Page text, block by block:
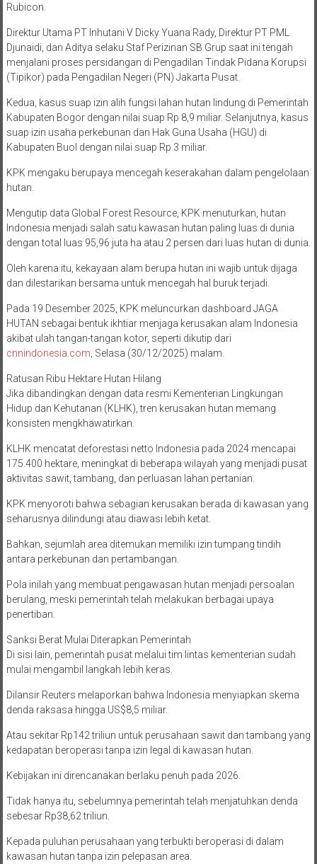
Rubicon.
Direktur Utama PT Inhutani V Dicky Yuana Rady, Direktur PT PML
Djunaidi, dan Aditya selaku Staf Perizinan SB Grup saat ini tengah
menjalani proses persidangan di Pengadilan Tindak Pidana Korupsi
(Tipikor) pada Pengadilan Negeri (PN) Jakarta Pusat.
Kedua, kasus suap izin alih fungsi lahan hutan lindung di Pemerintah
Kabupaten Bogor dengan nilai suap Rp 8,9 miliar. Selanjutnya, kasus
suap izin usaha perkebunan dan Hak Guna Usaha (HGU) di
Kabupaten Buol dengan nilai suap Rp 3 miliar.
KPK mengaku berupaya mencegah keserakahan dalam pengelolaan
hutan.
Mengutip data Global Forest Resource, KPK menuturkan, hutan
Indonesia menjadi salah satu kawasan hutan paling luas di dunia
dengan total luas 95,96 juta ha atau 2 persen dari luas hutan di dunia.
Oleh karena itu, kekayaan alam berupa hutan ini wajib untuk dijaga
dan dilestarikan bersama untuk mencegah hal buruk terjadi.
Pada 19 Desember 2025, KPK meluncurkan dashboard JAGA
HUTAN sebagai bentuk ikhtiar menjaga kerusakan alam Indonesia
akibat ulah tangan-tangan kotor, seperti dikutip dari
cnnindonesia.com , Selasa (30/12/2025) malam.
Ratusan Ribu Hektare Hutan Hilang
Jika dibandingkan dengan data resmi Kementerian Lingkungan
Hidup dan Kehutanan (KLHK), tren kerusakan hutan memang
konsisten mengkhawatirkan.
KLHK mencatat deforestasi netto Indonesia pada 2024 mencapai
175.400 hektare, meningkat di beberapa wilayah yang menjadi pusat
aktivitas sawit, tambang, dan perluasan lahan pertanian.
KPK menyoroti bahwa sebagian kerusakan berada di kawasan yang
seharusnya dilindungi atau diawasi lebih ketat.
Bahkan, sejumlah area ditemukan memiliki izin tumpang tindih
antara perkebunan dan pertambangan.
Pola inilah yang membuat pengawasan hutan menjadi persoalan
berulang, meski pemerintah telah melakukan berbagai upaya
penertiban.
Sanksi Berat Mulai Diterapkan Pemerintah
Di sisi lain, pemerintah pusat melalui tim lintas kementerian sudah
mulai mengambil langkah lebih keras.
Dilansir Reuters melaporkan bahwa Indonesia menyiapkan skema
denda raksasa hingga US$8,5 miliar.
Atau sekitar Rp142 triliun untuk perusahaan sawit dan tambang yang
kedapatan beroperasi tanpa izin legal di kawasan hutan.
Kebijakan ini direncanakan berlaku penuh pada 2026.
Tidak hanya itu, sebelumnya pemerintah telah menjatuhkan denda
sebesar Rp38,62 triliun.
Kepada puluhan perusahaan yang terbukti beroperasi di dalam
kawasan hutan tanpa izin pelepasan area.